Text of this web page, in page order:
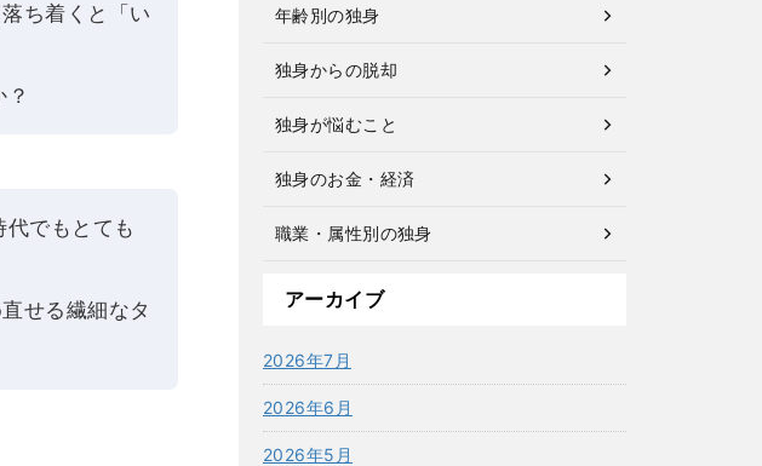
ち着くと「い
でもとても
せる繊細なタ
年齢別の独身
独身からの脱却
独身が悩むこと
独身のお金・経済
職業・属性別の独身
アーカイブ
2026年7月
2026年6月
2026年5月